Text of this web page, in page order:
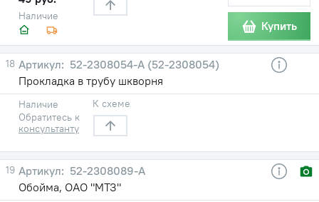
Наличие
Купить
18
52-2308054-А (52-2308054)
Прокладка в трубу шкворня
Наличие
Обратитесь к
консультанту
К схеме
19
52-2308089-А
Обойма, ОАО "МТЗ"